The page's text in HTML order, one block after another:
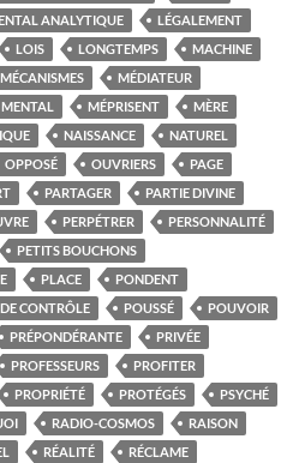
ANALYTIQUE
LÉGALEMENT
LOIS LONGTEMPS
MACHINE
MÉCANISMES
MÉDIATEUR
MENTAL MÉPRISENT
MÈRE
NAISSANCE
NATUREL
OPPOSÉ OUVRIERS
PAGE
PARTAGER
PARTIE DIVINE
PERPÉTRER
PERSONNALITÉ
PETITS BOUCHONS
PLACE
PONDENT
CONTRÔLE POUSSÉ
POUVOIR
PRÉPONDÉRANTE
PRIVÉE
PROFESSEURS
PROFITER
PROPRIÉTÉ PROTÉGÉS
PSYCHÉ
RADIO-COSMOS
RAISON
RÉALITÉ
RÉCLAME